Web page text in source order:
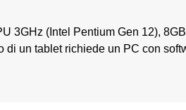
3GHz (Intel Pentium Gen 12),
un tablet richiede un PC con